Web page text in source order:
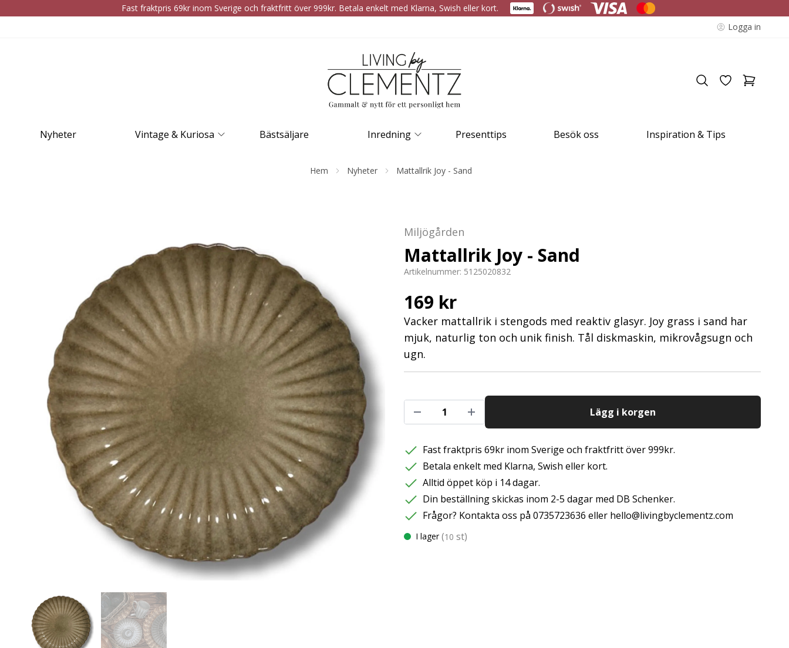
Fast fraktpris 69kr inom Sverige och fraktfritt över 999kr. Betala enkelt med Klarna, Swish eller kort.
Logga in
Nyheter Vintage & Kuriosa Bästsäljare Inredning Presenttips Besök oss Inspiration & Tips
Hem Nyheter Mattallrik Joy - Sand
Miljögården
Mattallrik Joy - Sand
Artikelnummer: 5125020832
169 kr
Vacker mattallrik i stengods med reaktiv glasyr. Joy grass i sand har
mjuk, naturlig ton och unik finish. Tål diskmaskin, mikrovågsugn och
ugn.
Lägg i korgen
Fast fraktpris 69kr inom Sverige och fraktfritt över 999kr.
Betala enkelt med Klarna, Swish eller kort.
Alltid öppet köp i 14 dagar.
Din beställning skickas inom 2-5 dagar med DB Schenker.
Frågor? Kontakta oss på 0735723636 eller hello@livingbyclementz.com
I lager (10 st)